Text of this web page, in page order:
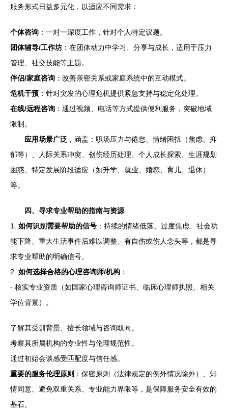
服务形式日益多元化，以适应不同需求：
个体咨询 ：一对一深度工作，针对个人特定议题。
团体辅导/工作坊 ：在团体动力中学习、分享与成长，适用于压力
管理、社交技能等主题。
伴侣/家庭咨询 ：改善亲密关系或家庭系统中的互动模式。
危机干预 ：针对突发的心理危机提供紧急支持与稳定化处理。
在线/远程咨询 ：通过视频、电话等方式提供便利服务，突破地域
限制。
应用场景广泛 ，涵盖：职场压力与倦怠、情绪困扰（焦虑、抑
郁等）、人际关系冲突、创伤经历处理、个人成长探索、生涯规划
困惑、特定发展阶段适应（如升学、就业、婚恋、育儿、退休）
等。
四、寻求专业帮助的指南与资源
1. 如何识别需要帮助的信号 ：持续的情绪低落、过度焦虑、社会功
能下降、重大生活事件后难以调整、有自伤或伤人念头等，都是寻
求专业帮助的明确信号。
2. 如何选择合格的心理咨询师/机构 ：
- 核实专业资质（如国家心理咨询师证书、临床心理师执照、相关
学位背景）。
了解其受训背景、擅长领域与咨询取向。
考察其所属机构的专业性与伦理规范性。
通过初始会谈感受匹配度与信任感。
重要的服务伦理原则 ：保密原则（法律规定的例外情况除外）、知
情同意、避免双重关系、专业能力界限等，是保障服务安全有效的
基石。